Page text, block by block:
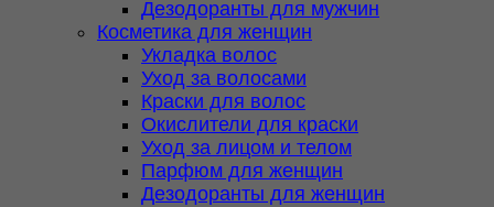
Дезодоранты для мужчин
Косметика для женщин
Укладка волос
Уход за волосами
Краски для волос
Окислители для краски
Уход за лицом и телом
Парфюм для женщин
Дезодоранты для женщин